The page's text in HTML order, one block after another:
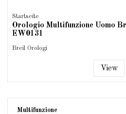
Startseite
Orologio Multifunzione Uomo
EW0131
Breil Orologi
View
Multifunzione